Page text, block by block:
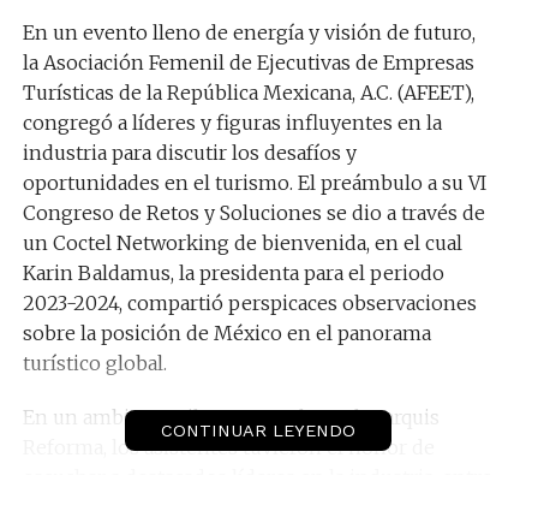
En un evento lleno de energía y visión de futuro,
la Asociación Femenil de Ejecutivas de Empresas
Turísticas de la República Mexicana, A.C. (AFEET),
congregó a líderes y figuras influyentes en la
industria para discutir los desafíos y
oportunidades en el turismo. El preámbulo a su VI
Congreso de Retos y Soluciones se dio a través de
un Coctel Networking de bienvenida, en el cual
Karin Baldamus, la presidenta para el periodo
2023-2024, compartió perspicaces observaciones
sobre la posición de México en el panorama
turístico global.
En un ambiente vibrante en el Hotel Marquis
Reforma, los asistentes tuvieron el honor de
CONTINUAR LEYENDO